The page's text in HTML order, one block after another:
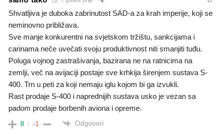
Shvatljiva je duboka zabrinutost SAD-a za krah imperije, koji se
neminovno približava.
Sve manje konkurentni na svjetskom tržištu, sankcijama i
carinama neče uvečati svoju produktivnost niti smanjiti tuđu.
Poluga vojnog zastrašivanja, bazirana ne na ratnicima na
zemlji, več na avijaciji postaje sve krhkija širenjem sustava S-
400. Trn u peti za koji nemaju iglu kojom bi ga izvukli.
Rast prodaje S-400 i naprednijih sustava usko je vezan sa
padom prodaje borbenih aviona i opreme.
8 -1 Odgovori